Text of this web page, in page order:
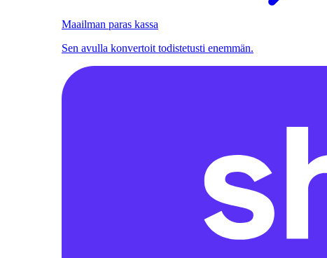
Maailman paras kassa
Sen avulla konvertoit todistetusti enemmän.